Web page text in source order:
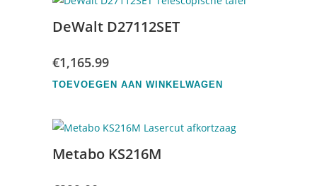
DeWalt D27112SET
€1,165.99
TOEVOEGEN AAN WINKELWAGEN
Metabo KS216M